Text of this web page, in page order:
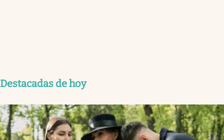
Destacadas de hoy